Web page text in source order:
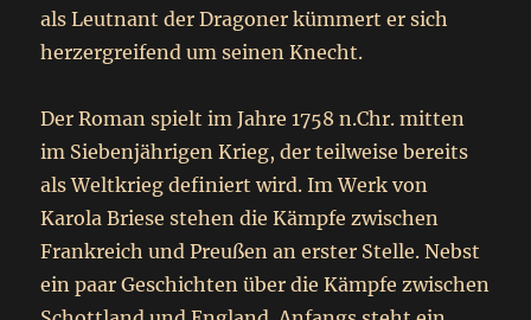
als Leutnant der Dragoner kümmert er sich
herzergreifend um seinen Knecht.
Der Roman spielt im Jahre 1758 n.Chr. mitten
im Siebenjährigen Krieg, der teilweise bereits
als Weltkrieg definiert wird. Im Werk von
Karola Briese stehen die Kämpfe zwischen
Frankreich und Preußen an erster Stelle. Nebst
ein paar Geschichten über die Kämpfe zwischen